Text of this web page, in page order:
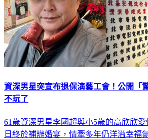
資深男星突宣布退保演藝工會！公開「
不玩了
61歲資深男星李國超與小5歲的高欣欣愛
日終於補辦婚宴，情牽多年仍洋溢幸福